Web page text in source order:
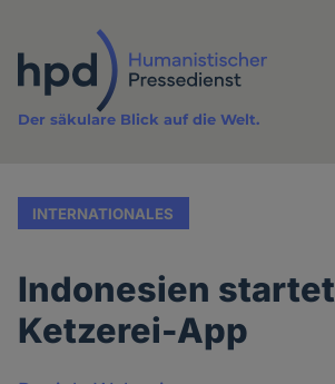
Inhalt
Der säkulare Blick auf die Welt.
INTERNATIONALES
Indonesien startet
Ketzerei-App